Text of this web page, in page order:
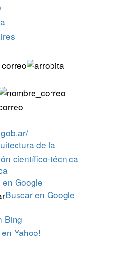
de la
científico-técnica
en Google
Buscar en Google
Bing
Yahoo!